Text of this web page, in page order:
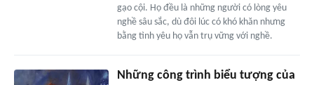
gạo cội. Họ đều là những người có lòng yêu
nghề sâu sắc, dù đôi lúc có khó khăn nhưng
bằng tình yêu họ vẫn trụ vững với nghề.
Những công trình biểu tượng của